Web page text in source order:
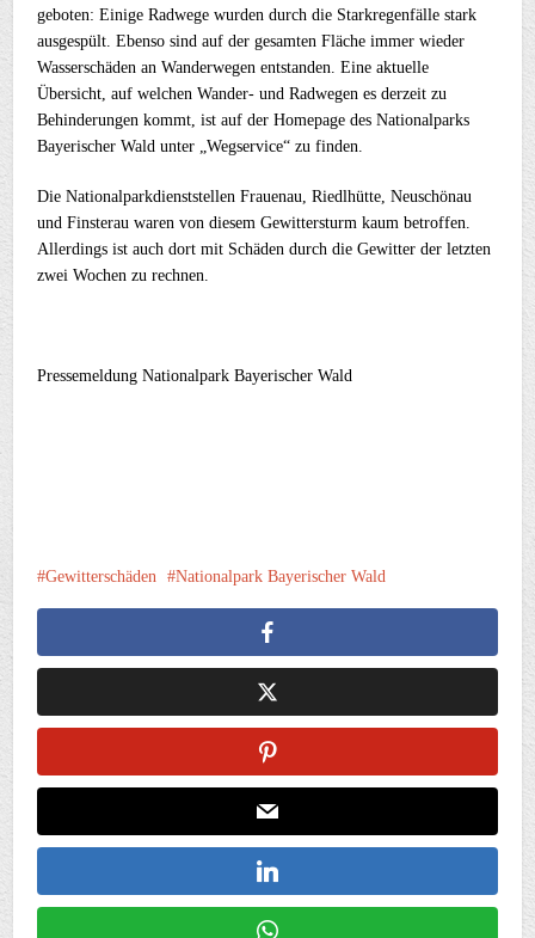
geboten: Einige Radwege wurden durch die Starkregenfälle stark
ausgespült. Ebenso sind auf der gesamten Fläche immer wieder
Wasserschäden an Wanderwegen entstanden. Eine aktuelle
Übersicht, auf welchen Wander- und Radwegen es derzeit zu
Behinderungen kommt, ist auf der Homepage des Nationalparks
Bayerischer Wald unter „Wegservice“ zu finden.
Die Nationalparkdienststellen Frauenau, Riedlhütte, Neuschönau
und Finsterau waren von diesem Gewittersturm kaum betroffen.
Allerdings ist auch dort mit Schäden durch die Gewitter der letzten
zwei Wochen zu rechnen.
Pressemeldung Nationalpark Bayerischer Wald
Gewitterschäden Nationalpark Bayerischer Wald